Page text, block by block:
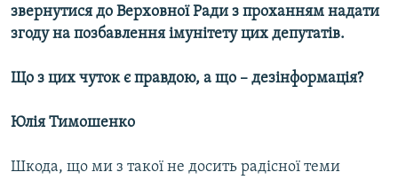
звернутися до Верховної Ради з проханням надати
згоду на позбавлення імунітету цих депутатів.
Що з цих чуток є правдою, а що – дезінформація?
Юлія Тимошенко
Шкода, що ми з такої не досить радісної теми